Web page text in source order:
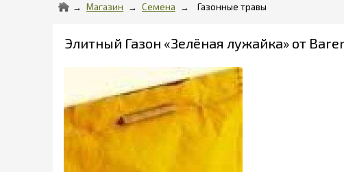
Магазин Семена Газонные травы
Элитный Газон «Зелёная лужайка» от